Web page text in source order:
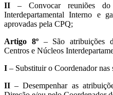
II – Convocar reuniões
Interdepartamental Interno e
aprovadas pela CPQ;
Artigo 8º– São atribuições
Centros e Núcleos
I – Substituir o Coordenador nas
II – Desempenhar as